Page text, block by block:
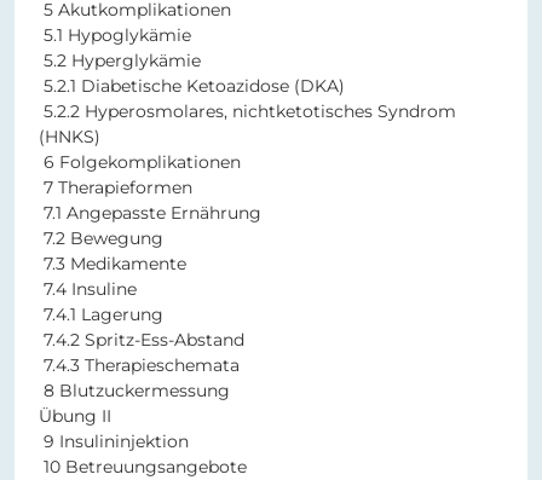
5 Akutkomplikationen
5.1 Hypoglykämie
5.2 Hyperglykämie
5.2.1 Diabetische Ketoazidose (DKA)
5.2.2 Hyperosmolares, nichtketotisches Syndrom
(HNKS)
6 Folgekomplikationen
7 Therapieformen
7.1 Angepasste Ernährung
7.2 Bewegung
7.3 Medikamente
7.4 Insuline
7.4.1 Lagerung
7.4.2 Spritz-Ess-Abstand
7.4.3 Therapieschemata
8 Blutzuckermessung
Übung II
9 Insulininjektion
10 Betreuungsangebote